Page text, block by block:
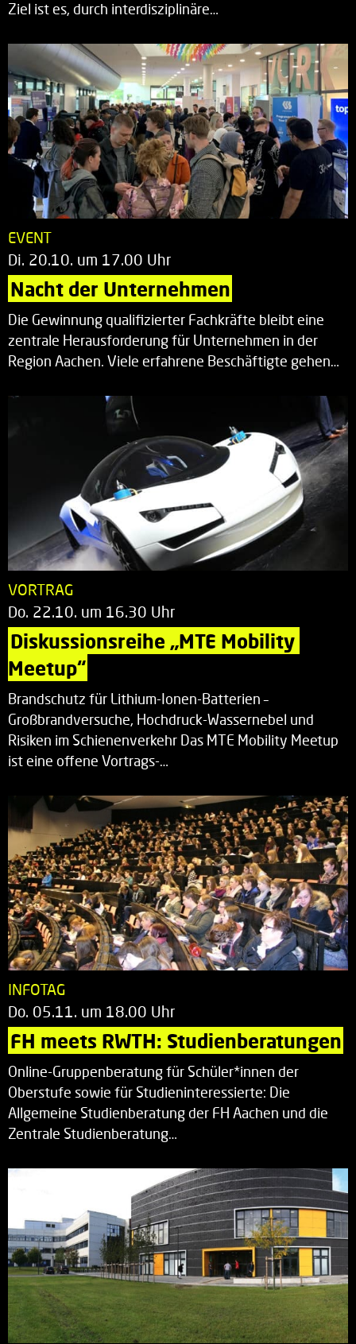
Ziel ist es, durch interdisziplinäre…
EVENT
Di. 20.10. um 17.00 Uhr
Nacht der Unternehmen
Die Gewinnung qualifizierter Fachkräfte bleibt eine
zentrale Herausforderung für Unternehmen in der
Region Aachen. Viele erfahrene Beschäftigte gehen…
VORTRAG
Do. 22.10. um 16.30 Uhr
Diskussionsreihe „MTE Mobility
Meetup“
Brandschutz für Lithium-Ionen-Batterien –
Großbrandversuche, Hochdruck-Wassernebel und
Risiken im Schienenverkehr Das MTE Mobility Meetup
ist eine offene Vortrags-…
INFOTAG
Do. 05.11. um 18.00 Uhr
FH meets RWTH: Studienberatungen
Online-Gruppenberatung für Schüler*innen der
Oberstufe sowie für Studieninteressierte: Die
Allgemeine Studienberatung der FH Aachen und die
Zentrale Studienberatung…